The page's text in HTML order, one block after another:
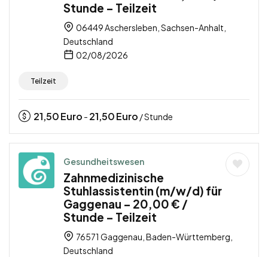
Stunde – Teilzeit
06449 Aschersleben, Sachsen-Anhalt,
Deutschland
02/08/2026
Teilzeit
21,50Euro - 21,50Euro / Stunde
Gesundheitswesen
Zahnmedizinische
Stuhlassistentin (m/w/d) für
Gaggenau – 20,00 € /
Stunde – Teilzeit
76571 Gaggenau, Baden-Württemberg,
Deutschland